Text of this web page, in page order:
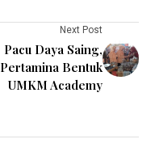
Next Post
Pacu Daya Saing,
Pertamina Bentuk
UMKM Academy